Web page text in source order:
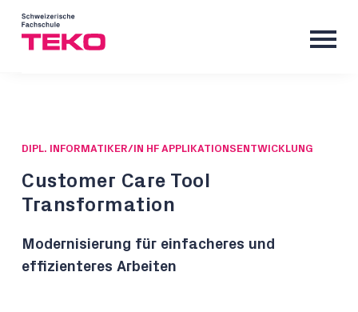
DIPL. INFORMATIKER/IN HF APPLIKATIONSENTWICKLUNG
Customer Care Tool
Transformation
Modernisierung für einfacheres und
effizienteres Arbeiten